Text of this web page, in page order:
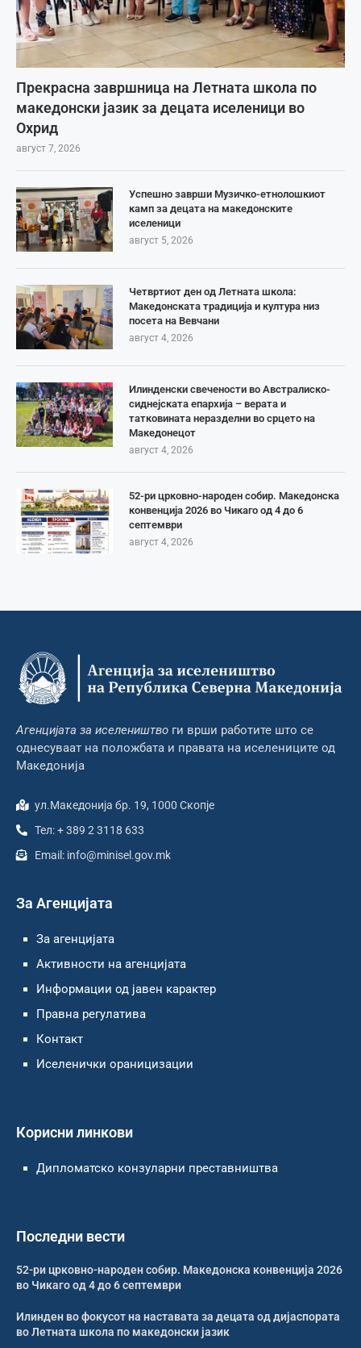
Прекрасна завршница на Летната школа по
македонски јазик за децата иселеници во
Охрид
август 7, 2026
Успешно заврши Музичко-етнолошкиот
камп за децата на македонските
иселеници
август 5, 2026
Четвртиот ден од Летната школа:
Македонската традиција и култура низ
посета на Вевчани
август 4, 2026
Илинденски свечености во Австралиско-
сиднејската епархија – верата и
татковината неразделни во срцето на
Македонецот
август 4, 2026
52-ри црковно-народен собир. Македонска
конвенција 2026 во Чикаго од 4 до 6
септември
август 4, 2026
Агенцијата за иселеништво ги врши работите што се
однесуваат на положбата и правата на иселениците од
Македонија
ул.Македонија бр. 19, 1000 Скопје
Тел: + 389 2 3118 633
Email: info@minisel.gov.mk
За Агенцијата
За агенцијата
Активности на агенцијата
Информации од јавен карактер
Правна регулатива
Контакт
Иселенички ораницизации
Корисни линкови
Дипломатско конзуларни преставништва
Последни вести
52-ри црковно-народен собир. Македонска конвенција 2026
во Чикаго од 4 до 6 септември
Илинден во фокусот на наставата за децата од дијаспората
во Летната школа по македонски јазик